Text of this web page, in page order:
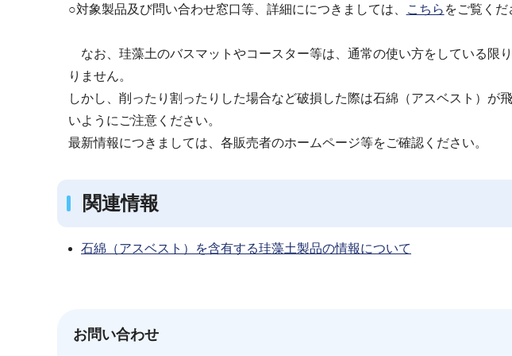
○対象製品及び問い合わせ窓口等、詳細ににつきましては、 こちら をご覧くだ
なお、珪藻土のバスマットやコースター等は、通常の使い方をしている限
りません。
しかし、削ったり割ったりした場合など破損した際は石綿（アスベスト）が
いようにご注意ください。
最新情報につきましては、各販売者のホームページ等をご確認ください。
関連情報
石綿（アスベスト）を含有する珪藻土製品の情報について
お問い合わせ
こ